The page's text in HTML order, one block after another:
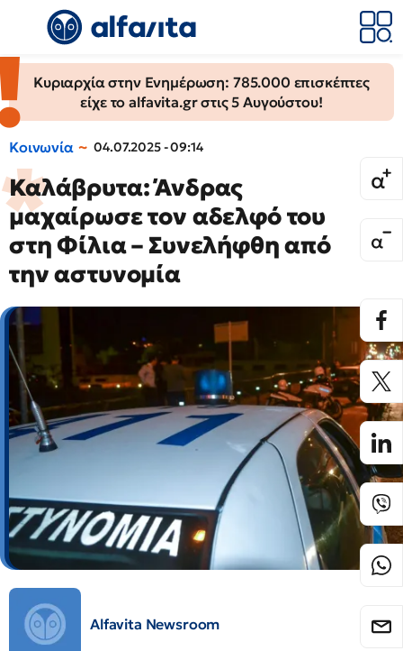
Κυριαρχία στην Ενημέρωση: 785.000 επισκέπτες
είχε το alfavita.gr στις 5 Αυγούστου!
Κοινωνία 04.07.2025 - 09:14
Καλάβρυτα: Άνδρας
μαχαίρωσε τον αδελφό του
στη Φίλια – Συνελήφθη από
την αστυνομία
Alfavita Newsroom